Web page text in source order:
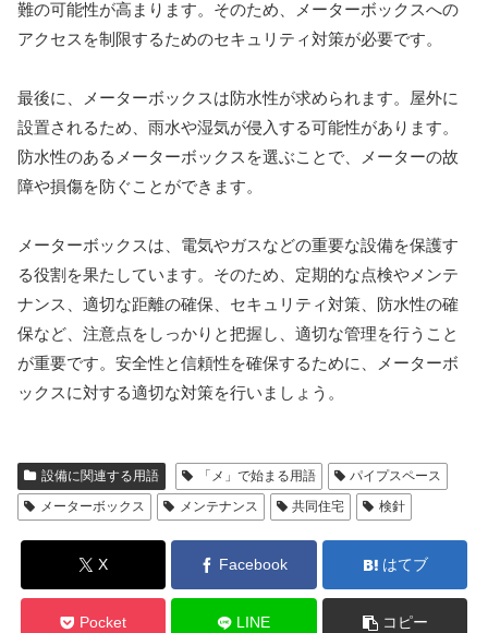
難の可能性が高まります。そのため、メーターボックスへの
アクセスを制限するためのセキュリティ対策が必要です。
最後に、メーターボックスは防水性が求められます。屋外に
設置されるため、雨水や湿気が侵入する可能性があります。
防水性のあるメーターボックスを選ぶことで、メーターの故
障や損傷を防ぐことができます。
メーターボックスは、電気やガスなどの重要な設備を保護す
る役割を果たしています。そのため、定期的な点検やメンテ
ナンス、適切な距離の確保、セキュリティ対策、防水性の確
保など、注意点をしっかりと把握し、適切な管理を行うこと
が重要です。安全性と信頼性を確保するために、メーターボ
ックスに対する適切な対策を行いましょう。
設備に関連する用語 「メ」で始まる用語
パイプスペース
メーターボックス
メンテナンス 共同住宅 検針
X Facebook はてブ
Pocket LINE コピー